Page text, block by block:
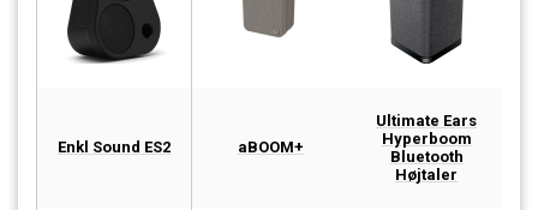
Enkl Sound ES2 aBOOM+
Ultimate Ears
Hyperboom
Bluetooth
Højtaler